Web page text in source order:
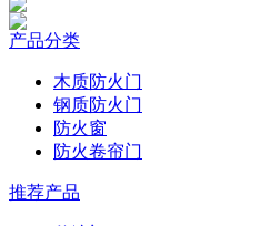
产品分类
木质防火门
钢质防火门
防火窗
防火卷帘门
推荐产品